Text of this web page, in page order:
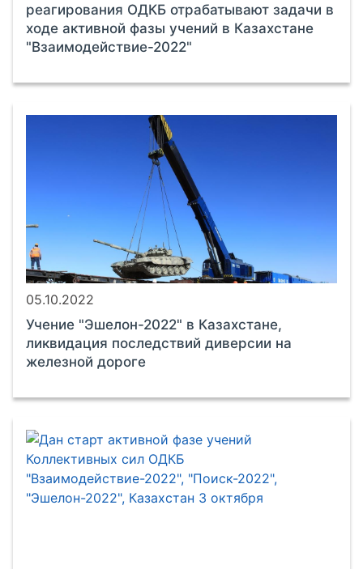
реагирования ОДКБ отрабатывают задачи в
ходе активной фазы учений в Казахстане
"Взаимодействие-2022"
05.10.2022
Учение "Эшелон-2022" в Казахстане,
ликвидация последствий диверсии на
железной дороге